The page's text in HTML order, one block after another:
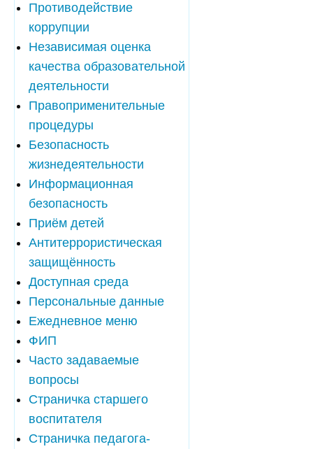
Противодействие
коррупции
Независимая оценка
качества образовательной
деятельности
Правоприменительные
процедуры
Безопасность
жизнедеятельности
Информационная
безопасность
Приём детей
Антитеррористическая
защищённость
Доступная среда
Персональные данные
Ежедневное меню
ФИП
Часто задаваемые
вопросы
Страничка старшего
воспитателя
Страничка педагога-